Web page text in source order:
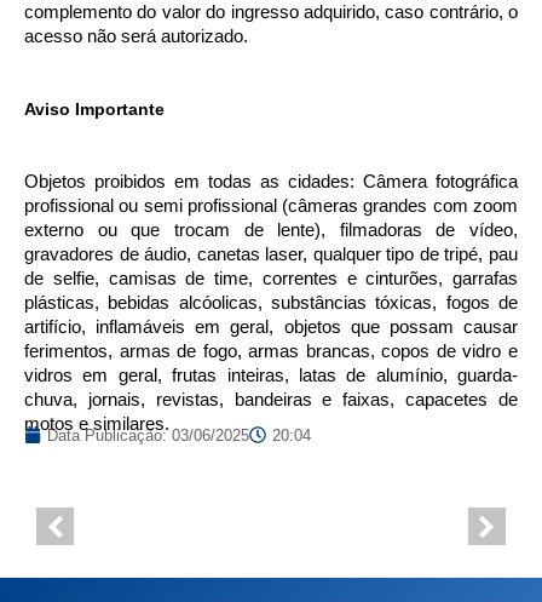
complemento do valor do ingresso adquirido, caso contrário, o
acesso não será autorizado.
Aviso Importante
Objetos proibidos em todas as cidades: Câmera fotográfica
profissional ou semi profissional (câmeras grandes com zoom
externo ou que trocam de lente), filmadoras de vídeo,
gravadores de áudio, canetas laser, qualquer tipo de tripé, pau
de selfie, camisas de time, correntes e cinturões, garrafas
plásticas, bebidas alcóolicas, substâncias tóxicas, fogos de
artifício, inflamáveis em geral, objetos que possam causar
ferimentos, armas de fogo, armas brancas, copos de vidro e
vidros em geral, frutas inteiras, latas de alumínio, guarda-
chuva, jornais, revistas, bandeiras e faixas, capacetes de
motos e similares.
Data Publicação: 03/06/2025 20:04